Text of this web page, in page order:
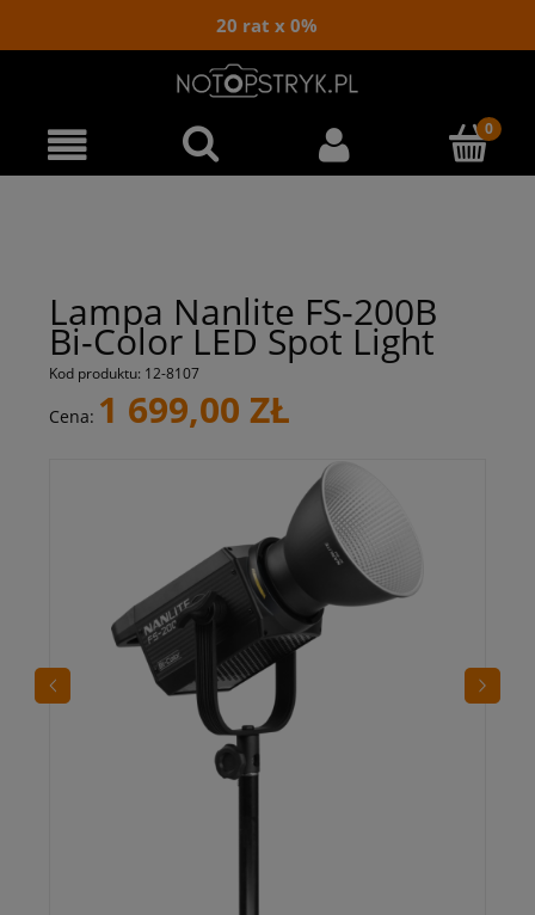
20 rat x 0%
Lampa Nanlite FS-200B
Bi-Color LED Spot Light
Kod produktu: 12-8107
Cena: 1 699,00 ZŁ